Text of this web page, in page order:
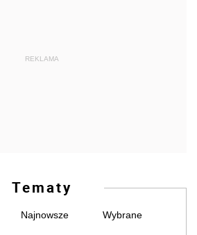
REKLAMA
Tematy
Najnowsze Wybrane